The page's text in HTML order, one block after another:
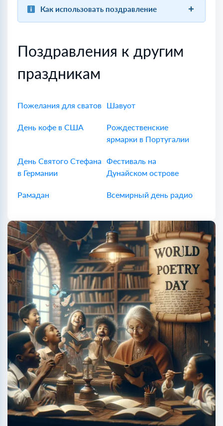
Как использовать поздравление
Поздравления к другим
праздникам
Пожелания для сватов Шавуот
День кофе в США
Рождественские
ярмарки в Португалии
День Святого Стефана
в Германии
Фестиваль на
Дунайском острове
Рамадан Всемирный день радио